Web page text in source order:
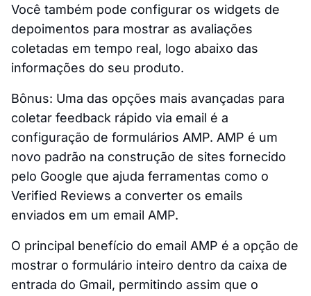
Você também pode configurar os widgets de
depoimentos para mostrar as avaliações
coletadas em tempo real, logo abaixo das
informações do seu produto.
Bônus: Uma das opções mais avançadas para
coletar feedback rápido via email é a
configuração de formulários AMP. AMP é um
novo padrão na construção de sites fornecido
pelo Google que ajuda ferramentas como o
Verified Reviews a converter os emails
enviados em um email AMP.
O principal benefício do email AMP é a opção de
mostrar o formulário inteiro dentro da caixa de
entrada do Gmail, permitindo assim que o